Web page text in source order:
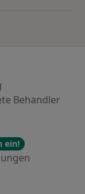
Behandler
ein!